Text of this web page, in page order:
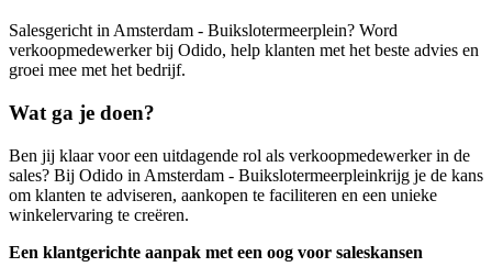
Salesgericht in Amsterdam - Buikslotermeerplein? Word
verkoopmedewerker bij Odido, help klanten met het beste advies en
groei mee met het bedrijf.
Wat ga je doen?
Ben jij klaar voor een uitdagende rol als verkoopmedewerker in de
sales? Bij Odido in Amsterdam - Buikslotermeerpleinkrijg je de kans
om klanten te adviseren, aankopen te faciliteren en een unieke
winkelervaring te creëren.
Een klantgerichte aanpak met een oog voor saleskansen